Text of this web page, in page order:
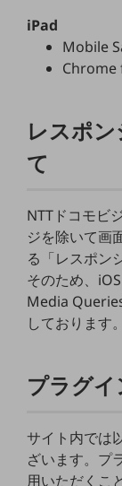
災害対策
職場環境整備
セキュリティ対策
遠隔監視
自動化・省電化
人材不足解消
業種・業態で探す
業種・業態で探すTOP
自治体
医療・介護
iPad
Mobile
Chrome
レスポ
て
NTTドコモビ
ジを除いて画
る「レスポン
そのため、
Media
しております。
プラグイ
サイト内では
ざいます。プ
用いただくこ